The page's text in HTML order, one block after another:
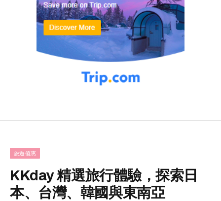
旅遊優惠
KKday 精選旅行體驗，探索日
本、台灣、韓國與東南亞